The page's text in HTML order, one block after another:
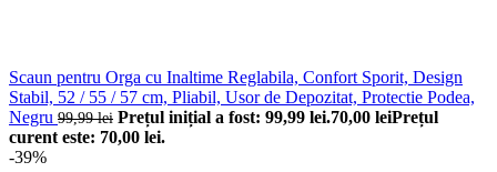
Scaun pentru Orga cu Inaltime Reglabila, Confort Sporit, Design
Stabil, 52 / 55 / 57 cm, Pliabil, Usor de Depozitat, Protectie Podea,
Negru 99,99lei Prețul inițial a fost: 99,99 lei.70,00 leiPrețul
curent este: 70,00 lei.
-39%